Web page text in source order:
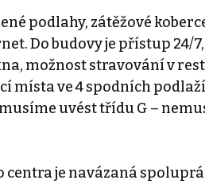
podlahy, zátěžové
Do budovy je přístup 24/7,
možnost stravování v
místa ve 4 spodních
uvést třídu G –
centra je navázaná